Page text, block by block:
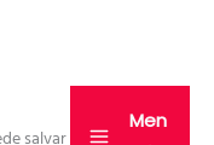
salvar
Men